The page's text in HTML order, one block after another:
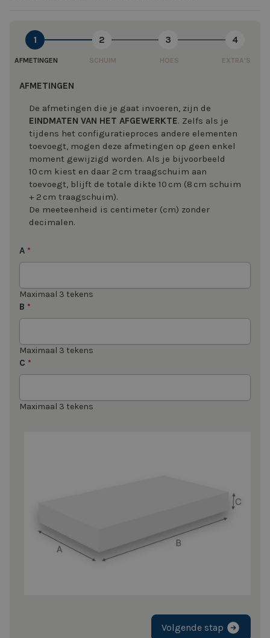
1
AFMETINGEN
2
SCHUIM
3
HOES
4
EXTRA'S
AFMETINGEN
De afmetingen die je gaat invoeren, zijn de
EINDMATEN VAN HET AFGEWERKTE. Zelfs als je
tijdens het configuratieproces andere elementen
toevoegt, mogen deze afmetingen op geen enkel
moment gewijzigd worden. Als je bijvoorbeeld
10 cm kiest en daar 2 cm traagschuim aan
toevoegt, blijft de totale dikte 10 cm (8 cm schuim
+ 2 cm traagschuim).
De meeteenheid is centimeter (cm) zonder
decimalen.
A *
Maximaal 3 tekens
B *
Maximaal 3 tekens
C *
Maximaal 3 tekens
Volgende stap